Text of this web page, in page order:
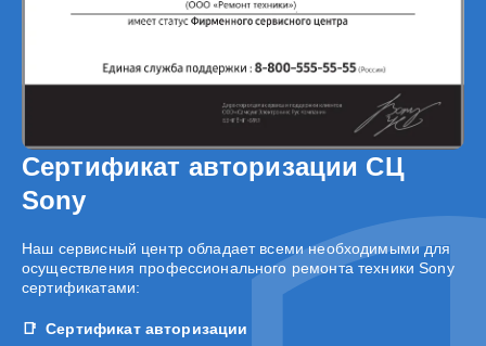
Сертификат авторизации СЦ
Sony
Наш сервисный центр обладает всеми необходимыми для
осуществления профессионального ремонта техники Sony
сертификатами:
Сертификат авторизации